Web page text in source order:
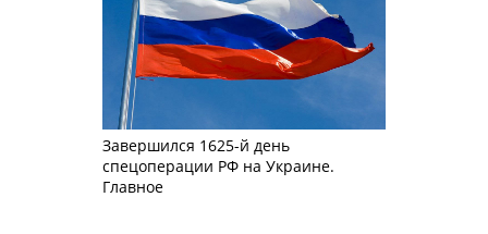
Завершился 1625-й день
спецоперации РФ на Украине.
Главное